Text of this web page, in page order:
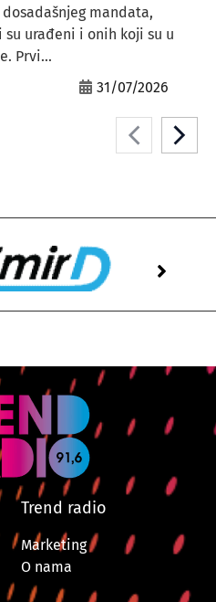
mandata,
urađeni i onih koji su u
Prvi...
31/07/2026
Trend radio
Marketing
O nama